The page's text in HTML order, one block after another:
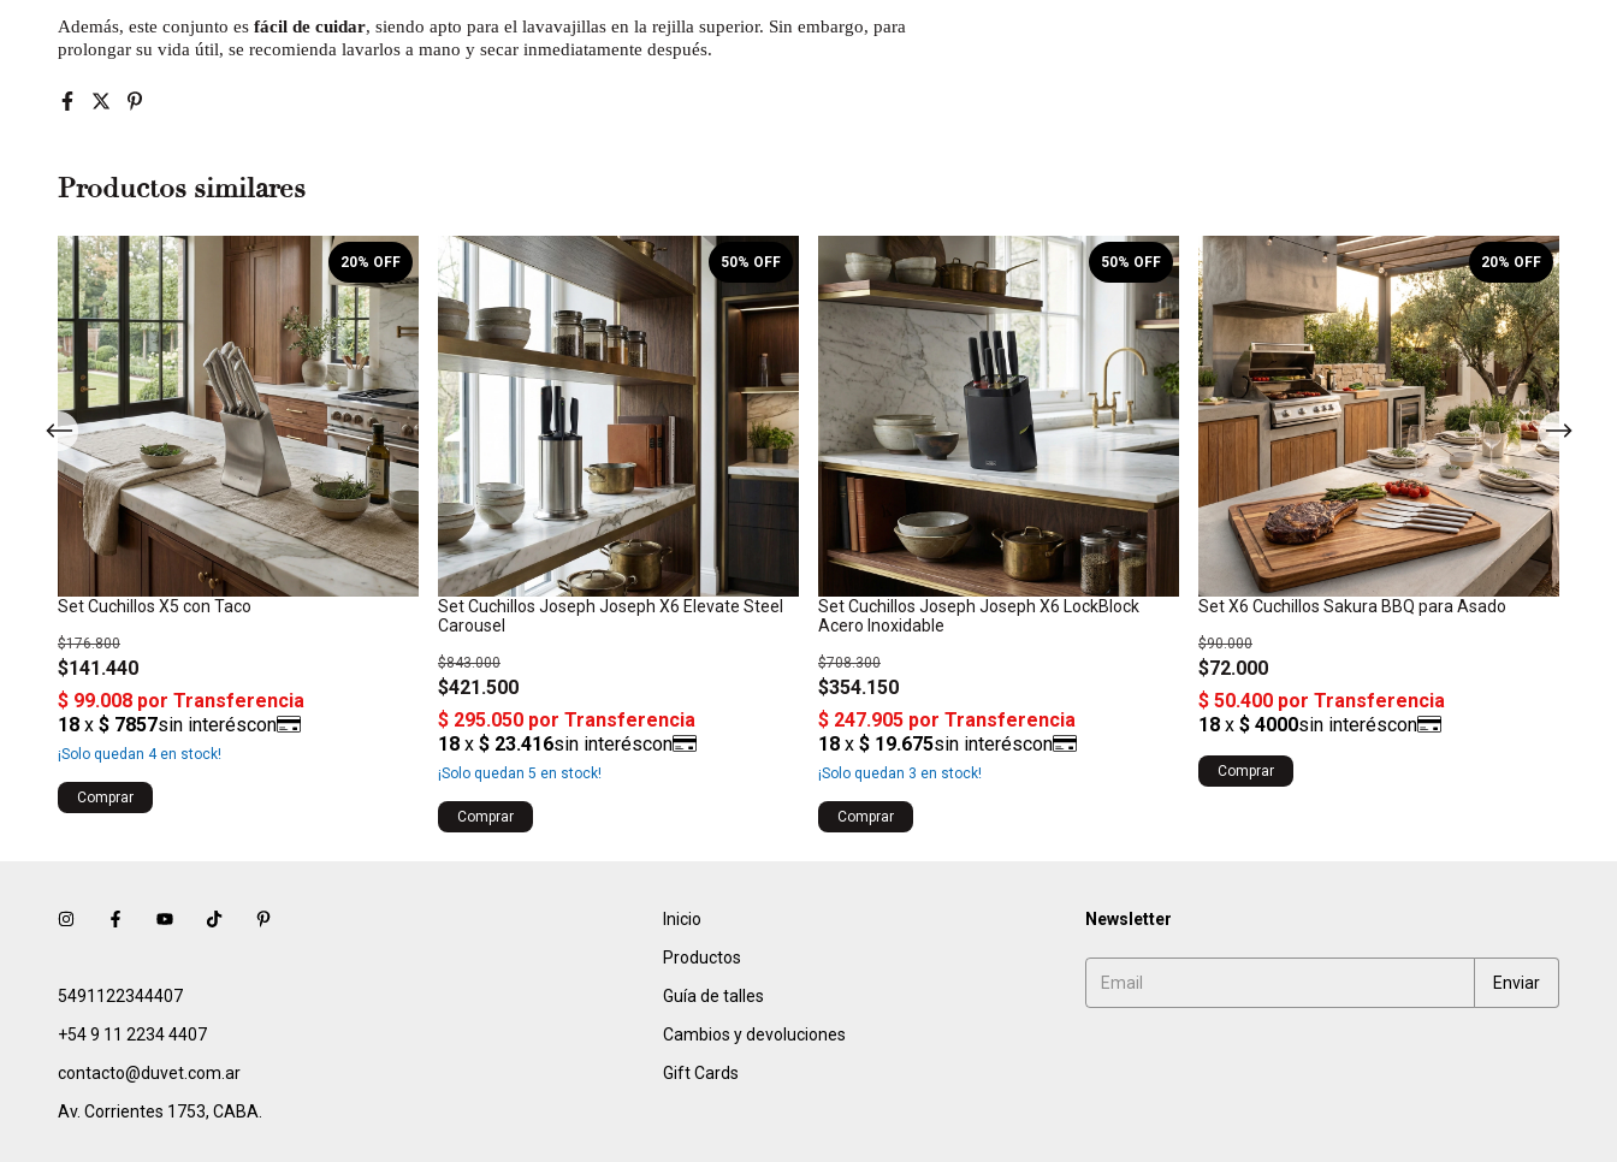
Además, este conjunto es fácil de cuidar, siendo apto para el lavavajillas en la rejilla superior. Sin embargo, para
prolongar su vida útil, se recomienda lavarlos a mano y secar inmediatamente después.
Productos similares
Set Cuchillos X5 con Taco
$141.440
$176.800
20% OFF
¡Solo quedan 4en stock!
Comprar
Set Cuchillos Joseph Joseph X6 Elevate Steel
Carousel
$421.500
$843.000
50% OFF
¡Solo quedan 5 en stock!
Set Cuchillos Joseph Joseph X6 LockBlock
Acero Inoxidable
$354.150
$708.300
50% OFF
¡Solo quedan 3 en stock!
Set X6 Cuchillos Sakura BBQ para Asado
$72.000
$90.000
20% OFF
5491122344407
+54 9 11 2234 4407
contacto@duvet.com.ar
Av. Corrientes 1753, CABA.
Inicio
Productos
Guía de talles
Cambios y devoluciones
Gift Cards
Newsletter